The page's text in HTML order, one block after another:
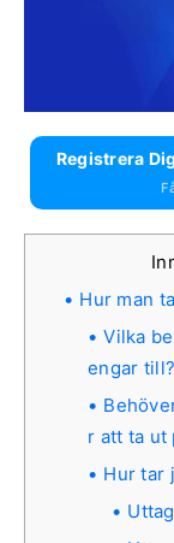
Registrera
Hur man
Vilka
engar till?
r att ta ut
Hur tar